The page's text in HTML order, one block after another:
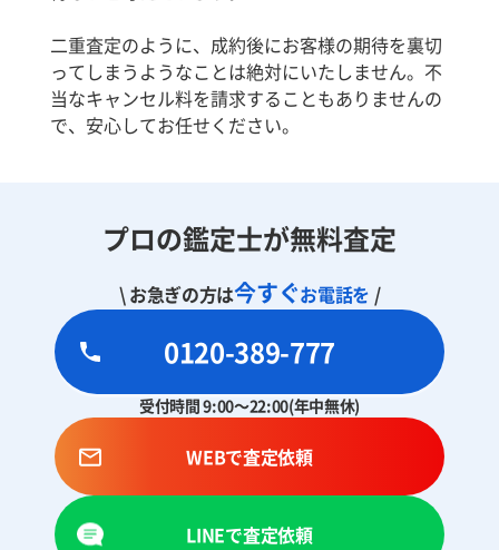
二重査定のように、成約後にお客様の期待を裏切
ってしまうようなことは絶対にいたしません。不
当なキャンセル料を請求することもありませんの
で、安心してお任せください。
プロの鑑定士が無料査定
\ お急ぎの方は今すぐお電話を /
0120-389-777
受付時間 9:00～22:00(年中無休)
WEBで査定依頼
LINEで査定依頼